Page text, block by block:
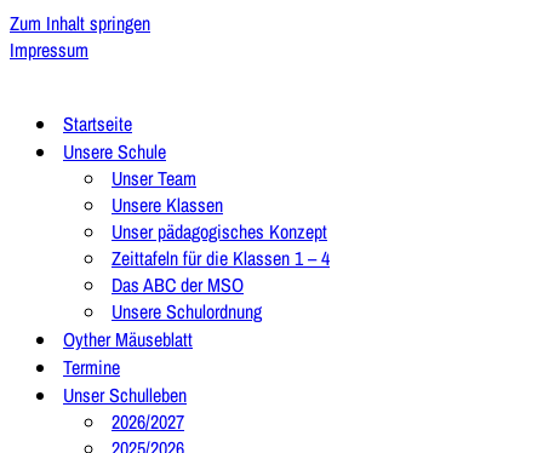
Zum Inhalt springen
Impressum
Startseite
Unsere Schule
Unser Team
Unsere Klassen
Unser pädagogisches Konzept
Zeittafeln für die Klassen 1 – 4
Das ABC der MSO
Unsere Schulordnung
Oyther Mäuseblatt
Termine
Unser Schulleben
2026/2027